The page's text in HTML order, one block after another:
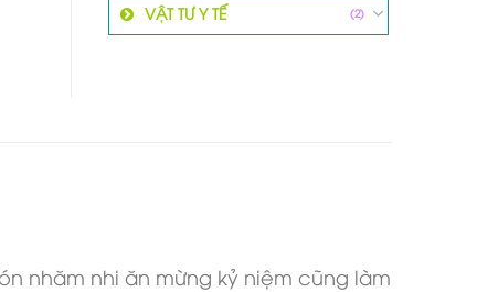
VẬT TƯ Y TẾ (2)
nhăm nhi ăn mừng kỷ niệm cũng làm